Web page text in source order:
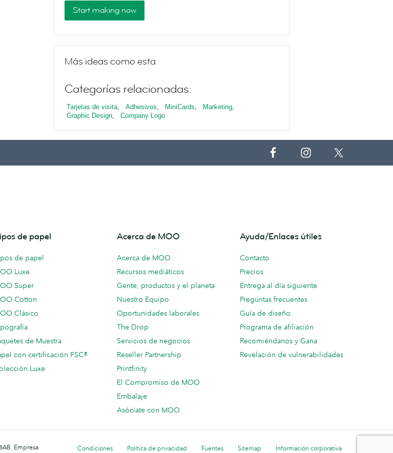
Start making now
Más ideas como esta
Categorías relacionadas:
Tarjetas de visita, Adhesivos, MiniCards, Marketing,
Graphic Design, Company Logo
de papel
de papel
Luxe
Super
Cotton
Clásico
de Muestra
con certificación FSC®
Luxe
Acerca de MOO
Acerca de MOO
Recursos mediáticos
Gente, productos y el planeta
Nuestro Equipo
Oportunidades laborales
The Drop
Servicios de negocios
Reseller Partnership
Printfinity
El Compromiso de MOO
Embalaje
Asóciate con MOO
Ayuda/Enlaces útiles
Contacto
Precios
Entrega al día siguiente
Preguntas frecuentes
Guía de diseño
Programa de afiliación
Recomiéndanos y Gana
Revelación de vulnerabilidades
Condiciones Política de privacidad Fuentes Sitemap Información corporativa
Empresa